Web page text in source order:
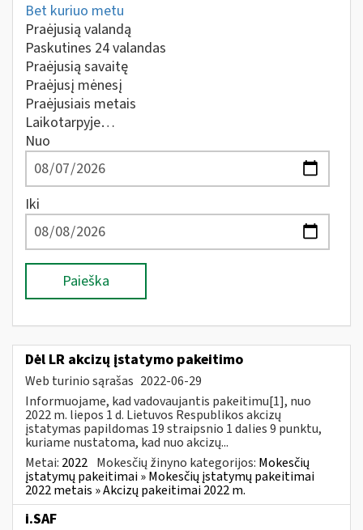
Bet kuriuo metu
Praėjusią valandą
Paskutines 24 valandas
Praėjusią savaitę
Praėjusį mėnesį
Praėjusiais metais
Laikotarpyje…
Nuo
Iki
Paieška
Dėl LR akcizų įstatymo pakeitimo
Web turinio sąrašas 2022-06-29
Informuojame, kad vadovaujantis pakeitimu[1], nuo
2022 m. liepos 1 d. Lietuvos Respublikos akcizų
įstatymas papildomas 19 straipsnio 1 dalies 9 punktu,
kuriame nustatoma, kad nuo akcizų...
Metai: 2022 Mokesčių žinyno kategorijos: Mokesčių
įstatymų pakeitimai » Mokesčių įstatymų pakeitimai
2022 metais » Akcizų pakeitimai 2022 m.
i.SAF